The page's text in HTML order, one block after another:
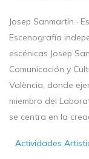
Josep Sanmartín ·
Escenografía
escénicas Josep
Comunicación y
València, donde
miembro del
se centra en la
Actividades